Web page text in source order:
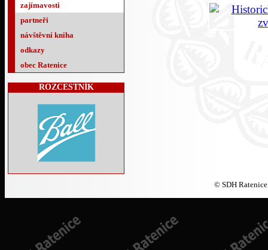
zajímavosti
partneři
návštěvní kniha
odkazy
obec Ratenice
ROZCESTNÍK
© SDH